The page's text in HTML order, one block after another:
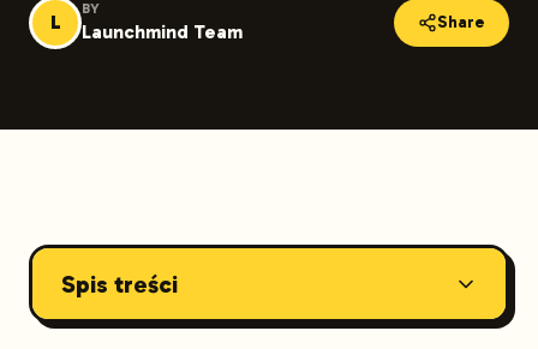
L
BY
Launchmind Team Share
Spis treści